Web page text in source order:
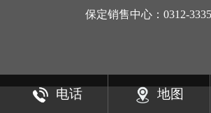
保定销售中心：0312-
电话 地图